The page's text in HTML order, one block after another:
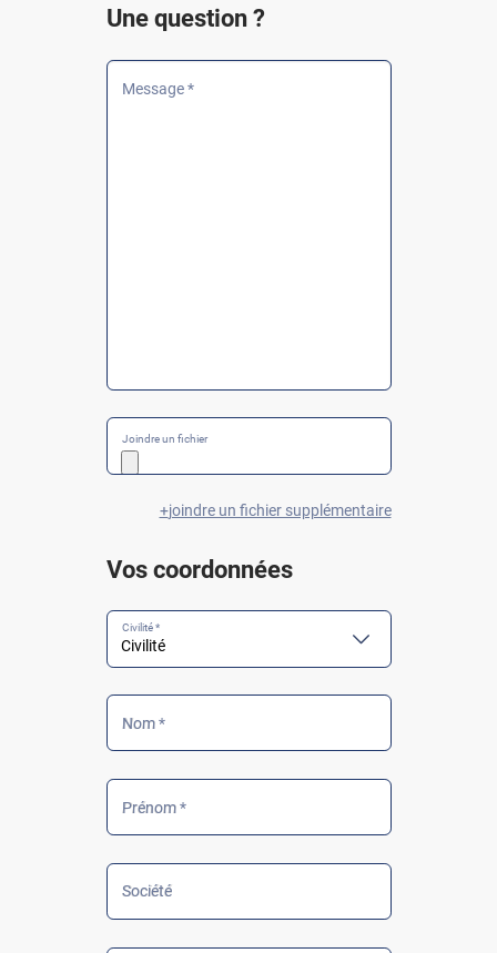
Vos coordonnées
Civilité *
Nom *
Prénom *
Société
Une question ?
Message *
Joindre un fichier
joindre un fichier supplémentaire